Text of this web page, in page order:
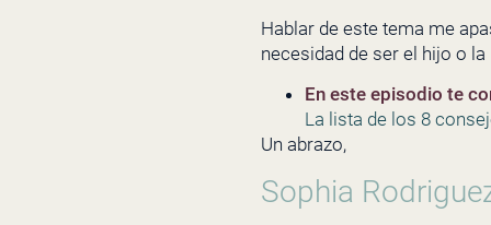
Hablar de este tema me
necesidad de ser el hijo o
En este episodio te
La lista de los 8
Un abrazo,
Sophia